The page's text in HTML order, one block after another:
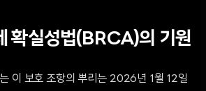
확실성법(BRCA)의 기원
이 보호 조항의 뿌리는 2026년 1월 12일